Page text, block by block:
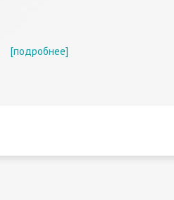
[подробнее]